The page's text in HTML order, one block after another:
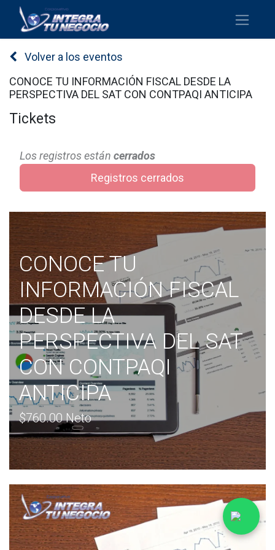
Volver a los eventos
CONOCE TU INFORMACIÓN FISCAL DESDE LA
PERSPECTIVA DEL SAT CON CONTPAQI ANTICIPA
Tickets
Los registros están cerrados
Registros cerrados
CONOCE TU
INFORMACIÓN FISCAL
DESDE LA
PERSPECTIVA DEL SAT
CON CONTPAQI
ANTICIPA
$760.00 Neto